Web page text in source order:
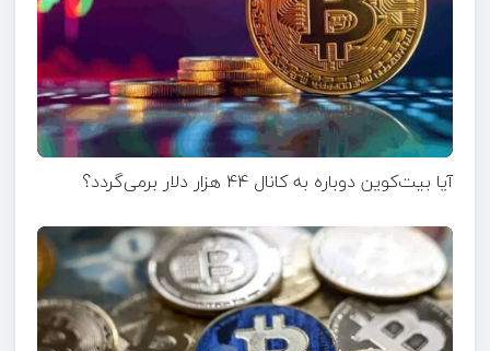
آیا بیت‌کوین دوباره به کانال ۴۴ هزار دلار برمی‌گردد؟